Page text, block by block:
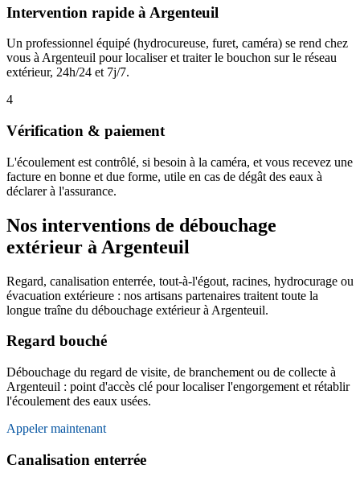
Intervention rapide à Argenteuil
Un professionnel équipé (hydrocureuse, furet, caméra) se rend chez
vous à Argenteuil pour localiser et traiter le bouchon sur le réseau
extérieur, 24h/24 et 7j/7.
4
Vérification & paiement
L'écoulement est contrôlé, si besoin à la caméra, et vous recevez une
facture en bonne et due forme, utile en cas de dégât des eaux à
déclarer à l'assurance.
Nos interventions de débouchage
extérieur à Argenteuil
Regard, canalisation enterrée, tout-à-l'égout, racines, hydrocurage ou
évacuation extérieure : nos artisans partenaires traitent toute la
longue traîne du débouchage extérieur à Argenteuil.
Regard bouché
Débouchage du regard de visite, de branchement ou de collecte à
Argenteuil : point d'accès clé pour localiser l'engorgement et rétablir
l'écoulement des eaux usées.
Appeler maintenant
Canalisation enterrée